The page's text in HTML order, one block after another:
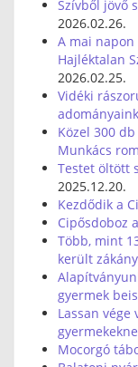
Szívből jövő
2026.02.26.
A mai napon
Hajléktalan
2026.02.25.
Vidéki
adományaink
Közel 300
Munkács
Testet öltött
2025.12.20.
Kezdődik a
Cipősdoboz
Több, mint
került
gyermek
Lassan vége
Mocorgó